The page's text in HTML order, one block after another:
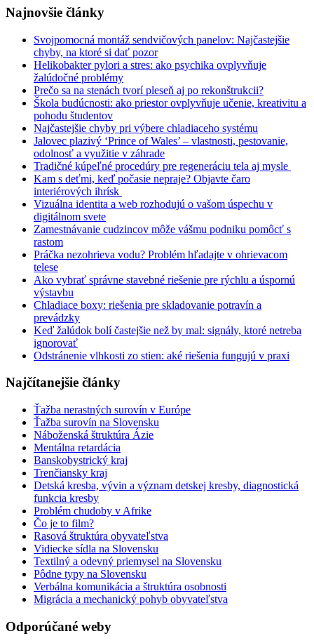
Najnovšie články
Svojpomocná montáž sendvičových panelov: Najčastejšie
chyby, na ktoré si dať pozor
Helikobakter pylori a stres: ako psychika ovplyvňuje
žalúdočné problémy
Prečo sa na stenách tvorí pleseň aj po rekonštrukcii?
Škola budúcnosti: ako priestor ovplyvňuje učenie, kreativitu a
pohodu študentov
Najčastejšie chyby pri výbere chladiaceho systému
Jalovec plazivý ‘Prince of Wales’ – vlastnosti, pestovanie,
odolnosť a využitie v záhrade
Tradičné kúpeľné procedúry pre regeneráciu tela aj mysle
Kam s deťmi, keď počasie nepraje? Objavte čaro
interiérových ihrísk
Vizuálna identita a web rozhodujú o vašom úspechu v
digitálnom svete
Zamestnávanie cudzincov môže vášmu podniku pomôcť s
rastom
Práčka nezohrieva vodu? Problém hľadajte v ohrievacom
telese
Ako vybrať správne stavebné riešenie pre rýchlu a úspornú
výstavbu
Chladiace boxy: riešenia pre skladovanie potravín a
prevádzky
Keď žalúdok bolí častejšie než by mal: signály, ktoré netreba
ignorovať
Odstránenie vlhkosti zo stien: aké riešenia fungujú v praxi
Najčítanejšie články
Ťažba nerastných surovín v Európe
Ťažba surovín na Slovensku
Náboženská štruktúra Ázie
Mentálna retardácia
Banskobystrický kraj
Trenčiansky kraj
Detská kresba, vývin a význam detskej kresby, diagnostická
funkcia kresby
Problém chudoby v Afrike
Čo je to film?
Rasová štruktúra obyvateľstva
Vidiecke sídla na Slovensku
Textilný a odevný priemysel na Slovensku
Pôdne typy na Slovensku
Verbálna komunikácia a štruktúra osobnosti
Migrácia a mechanický pohyb obyvateľstva
Odporúčané weby